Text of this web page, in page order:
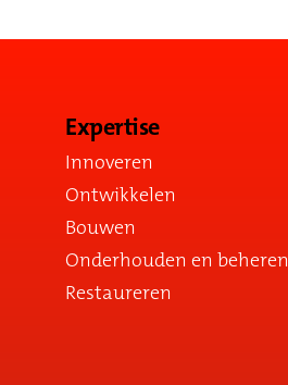
Expertise
Innoveren
Ontwikkelen
Bouwen
Onderhouden en beheren
Restaureren